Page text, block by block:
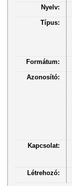
Nyelv:
Típus:
Formátum:
Azonosító:
Kapcsolat:
Létrehozó: